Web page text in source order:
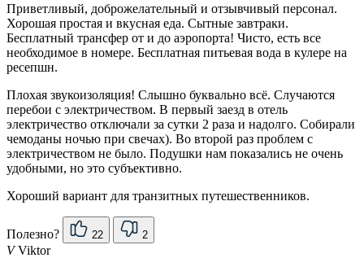
Приветливый, доброжелательный и отзывчивый персонал.
Хорошая простая и вкусная еда. Сытные завтраки.
Бесплатный трансфер от и до аэропорта! Чисто, есть все
необходимое в номере. Бесплатная питьевая вода в кулере на
ресепшн.
Плохая звукоизоляция! Слышно буквально всё. Случаются
перебои с электричеством. В первый заезд в отель
электричество отключали за сутки 2 раза и надолго. Собирали
чемоданы ночью при свечах). Во второй раз проблем с
электричеством не было. Подушки нам показались не очень
удобными, но это субъективно.
Хороший вариант для транзитных путешественников.
Полезно? 22 2
VViktor